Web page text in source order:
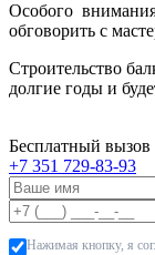
Особого
обговорить с
Строительство
долгие годы и
Бесплатный вызов
+7 351 729-83-93
Нажимая кнопку, я